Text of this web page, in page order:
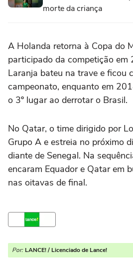
morte da criança
A Holanda retorna à Copa do
participado da competição em
Laranja bateu na trave e ficou
campeonato, enquanto em
o 3º lugar ao derrotar o Brasil.
No Qatar, o time dirigido por
Grupo A e estreia no próximo
diante de Senegal. Na
encaram Equador e Qatar em
nas oitavas de final.
Por: LANCE! / Licenciado de Lance!